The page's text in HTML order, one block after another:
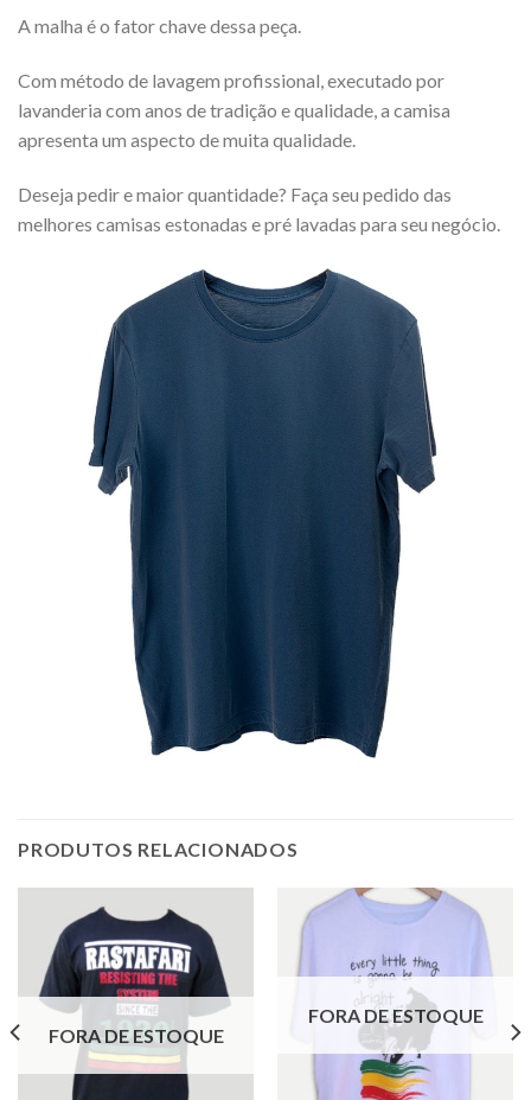
A malha é o fator chave dessa peça.
Com método de lavagem profissional, executado por
lavanderia com anos de tradição e qualidade, a camisa
apresenta um aspecto de muita qualidade.
Deseja pedir e maior quantidade? Faça seu pedido das
melhores camisas estonadas e pré lavadas para seu negócio.
PRODUTOS RELACIONADOS
FORA DE ESTOQUE
FORA DE ESTOQUE